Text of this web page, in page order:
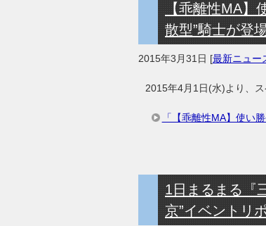
【乖離性MA
散型”騎士が登
2015年3月31日 [最新ニュー
2015年4月1日(水)より、ス
「【乖離性MA】使い
1日まるまる『
京”イベントリ